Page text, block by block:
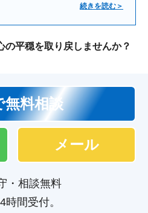
続きを読む＞
平穏を取り戻しませんか？
無料相談
メール
・相談無料
時間受付。